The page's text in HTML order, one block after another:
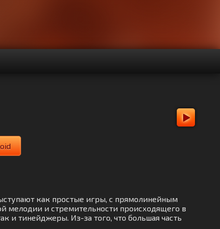
как простые игры, с прямолинейным
мелодии и стремительности происходящего в
и тинейджеры. Из-за того, что большая часть